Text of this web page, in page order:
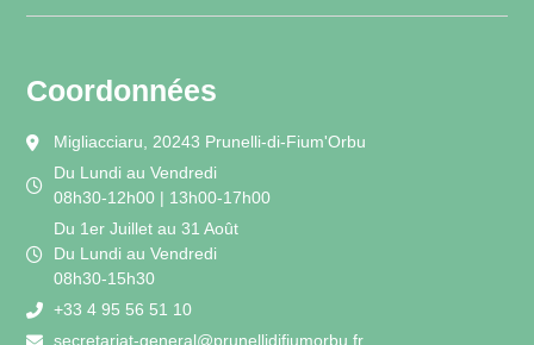
Coordonnées
Migliacciaru, 20243 Prunelli-di-Fium'Orbu
Du Lundi au Vendredi
08h30-12h00 | 13h00-17h00
Du 1er Juillet au 31 Août
Du Lundi au Vendredi
08h30-15h30
+33 4 95 56 51 10
secretariat-general@prunellidifiumorbu.fr